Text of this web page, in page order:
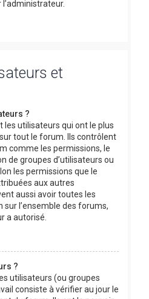
et
?
les utilisateurs qui ont le plus
tout le forum. Ils contrôlent
comme les permissions, le
de groupes d’utilisateurs ou
les permissions que le
aux autres
aussi avoir toutes les
l’ensemble des forums,
a autorisé.
?
utilisateurs (ou groupes
consiste à vérifier au jour le